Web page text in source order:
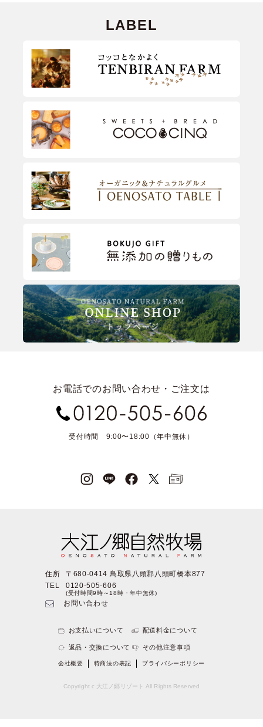
LABEL
お電話でのお問い合わせ・ご注文は
受付時間 9:00〜18:00（年中無休）
住所
〒680-0414 鳥取県八頭郡八頭町橋本877
TEL
0120-505-606
(受付時間9時～18時・年中無休)
お問い合わせ
お支払いについて 配送料金について
返品・交換について その他注意事項
会社概要 特商法の表記 プライバシーポリシー
Copyright c 大江ノ郷リゾート All Rights Reserved